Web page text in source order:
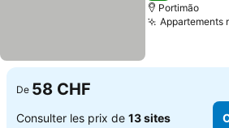
Portimão
Appartements
De 58 CHF
Consulter les prix de 13 sites